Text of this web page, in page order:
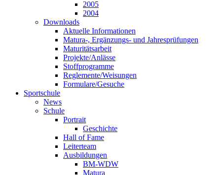
2005
2004
Downloads
Aktuelle Informationen
Matura-, Ergänzungs- und Jahresprüfungen
Maturitätsarbeit
Projekte/Anlässe
Stoffprogramme
Reglemente/Weisungen
Formulare/Gesuche
Sportschule
News
Schule
Portrait
Geschichte
Hall of Fame
Leiterteam
Ausbildungen
BM-WDW
Matura